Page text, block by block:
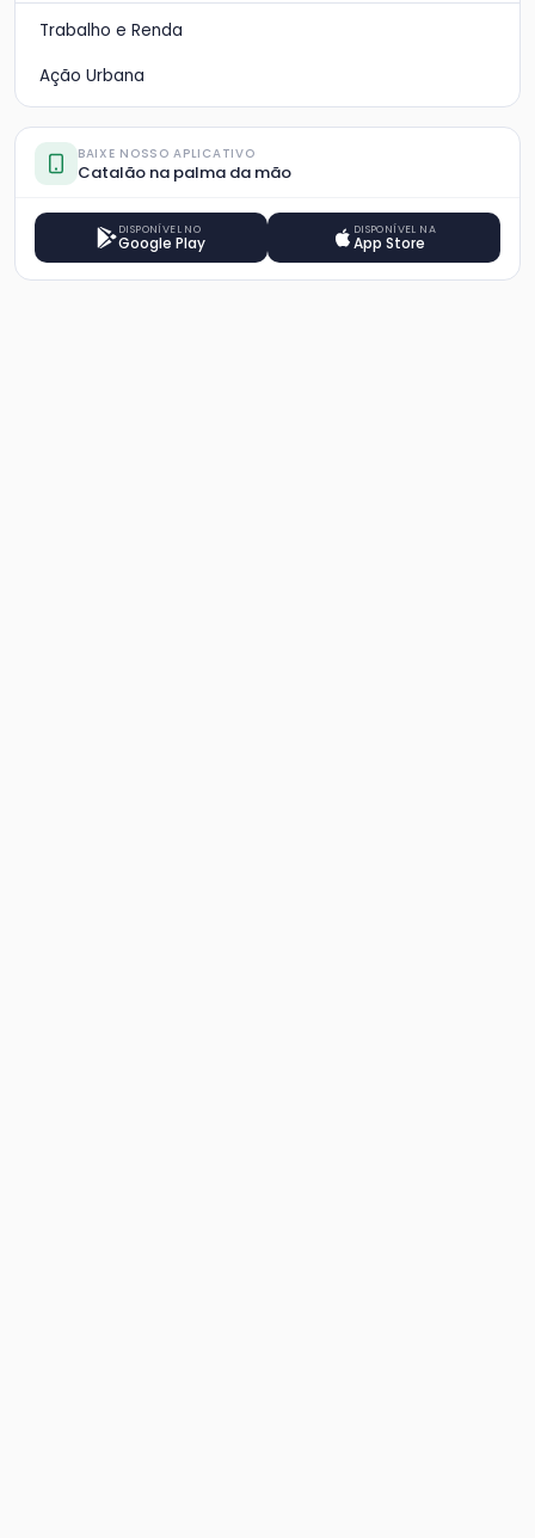
Trabalho e Renda
Ação Urbana
BAIXE NOSSO APLICATIVO
Catalão na palma da mão
DISPONÍVEL NO
Google Play
DISPONÍVEL NA
App Store